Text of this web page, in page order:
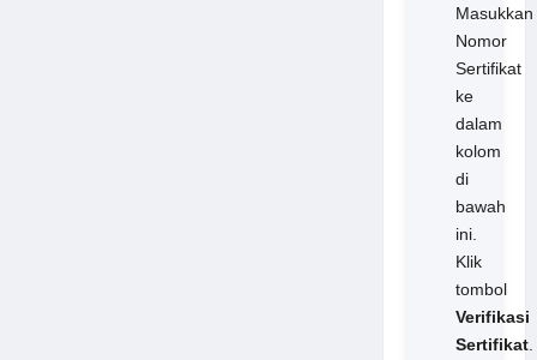
Masukkan
Nomor
Sertifikat
ke
dalam
kolom
di
bawah
ini.
Klik
tombol
Verifikasi
Sertifikat.